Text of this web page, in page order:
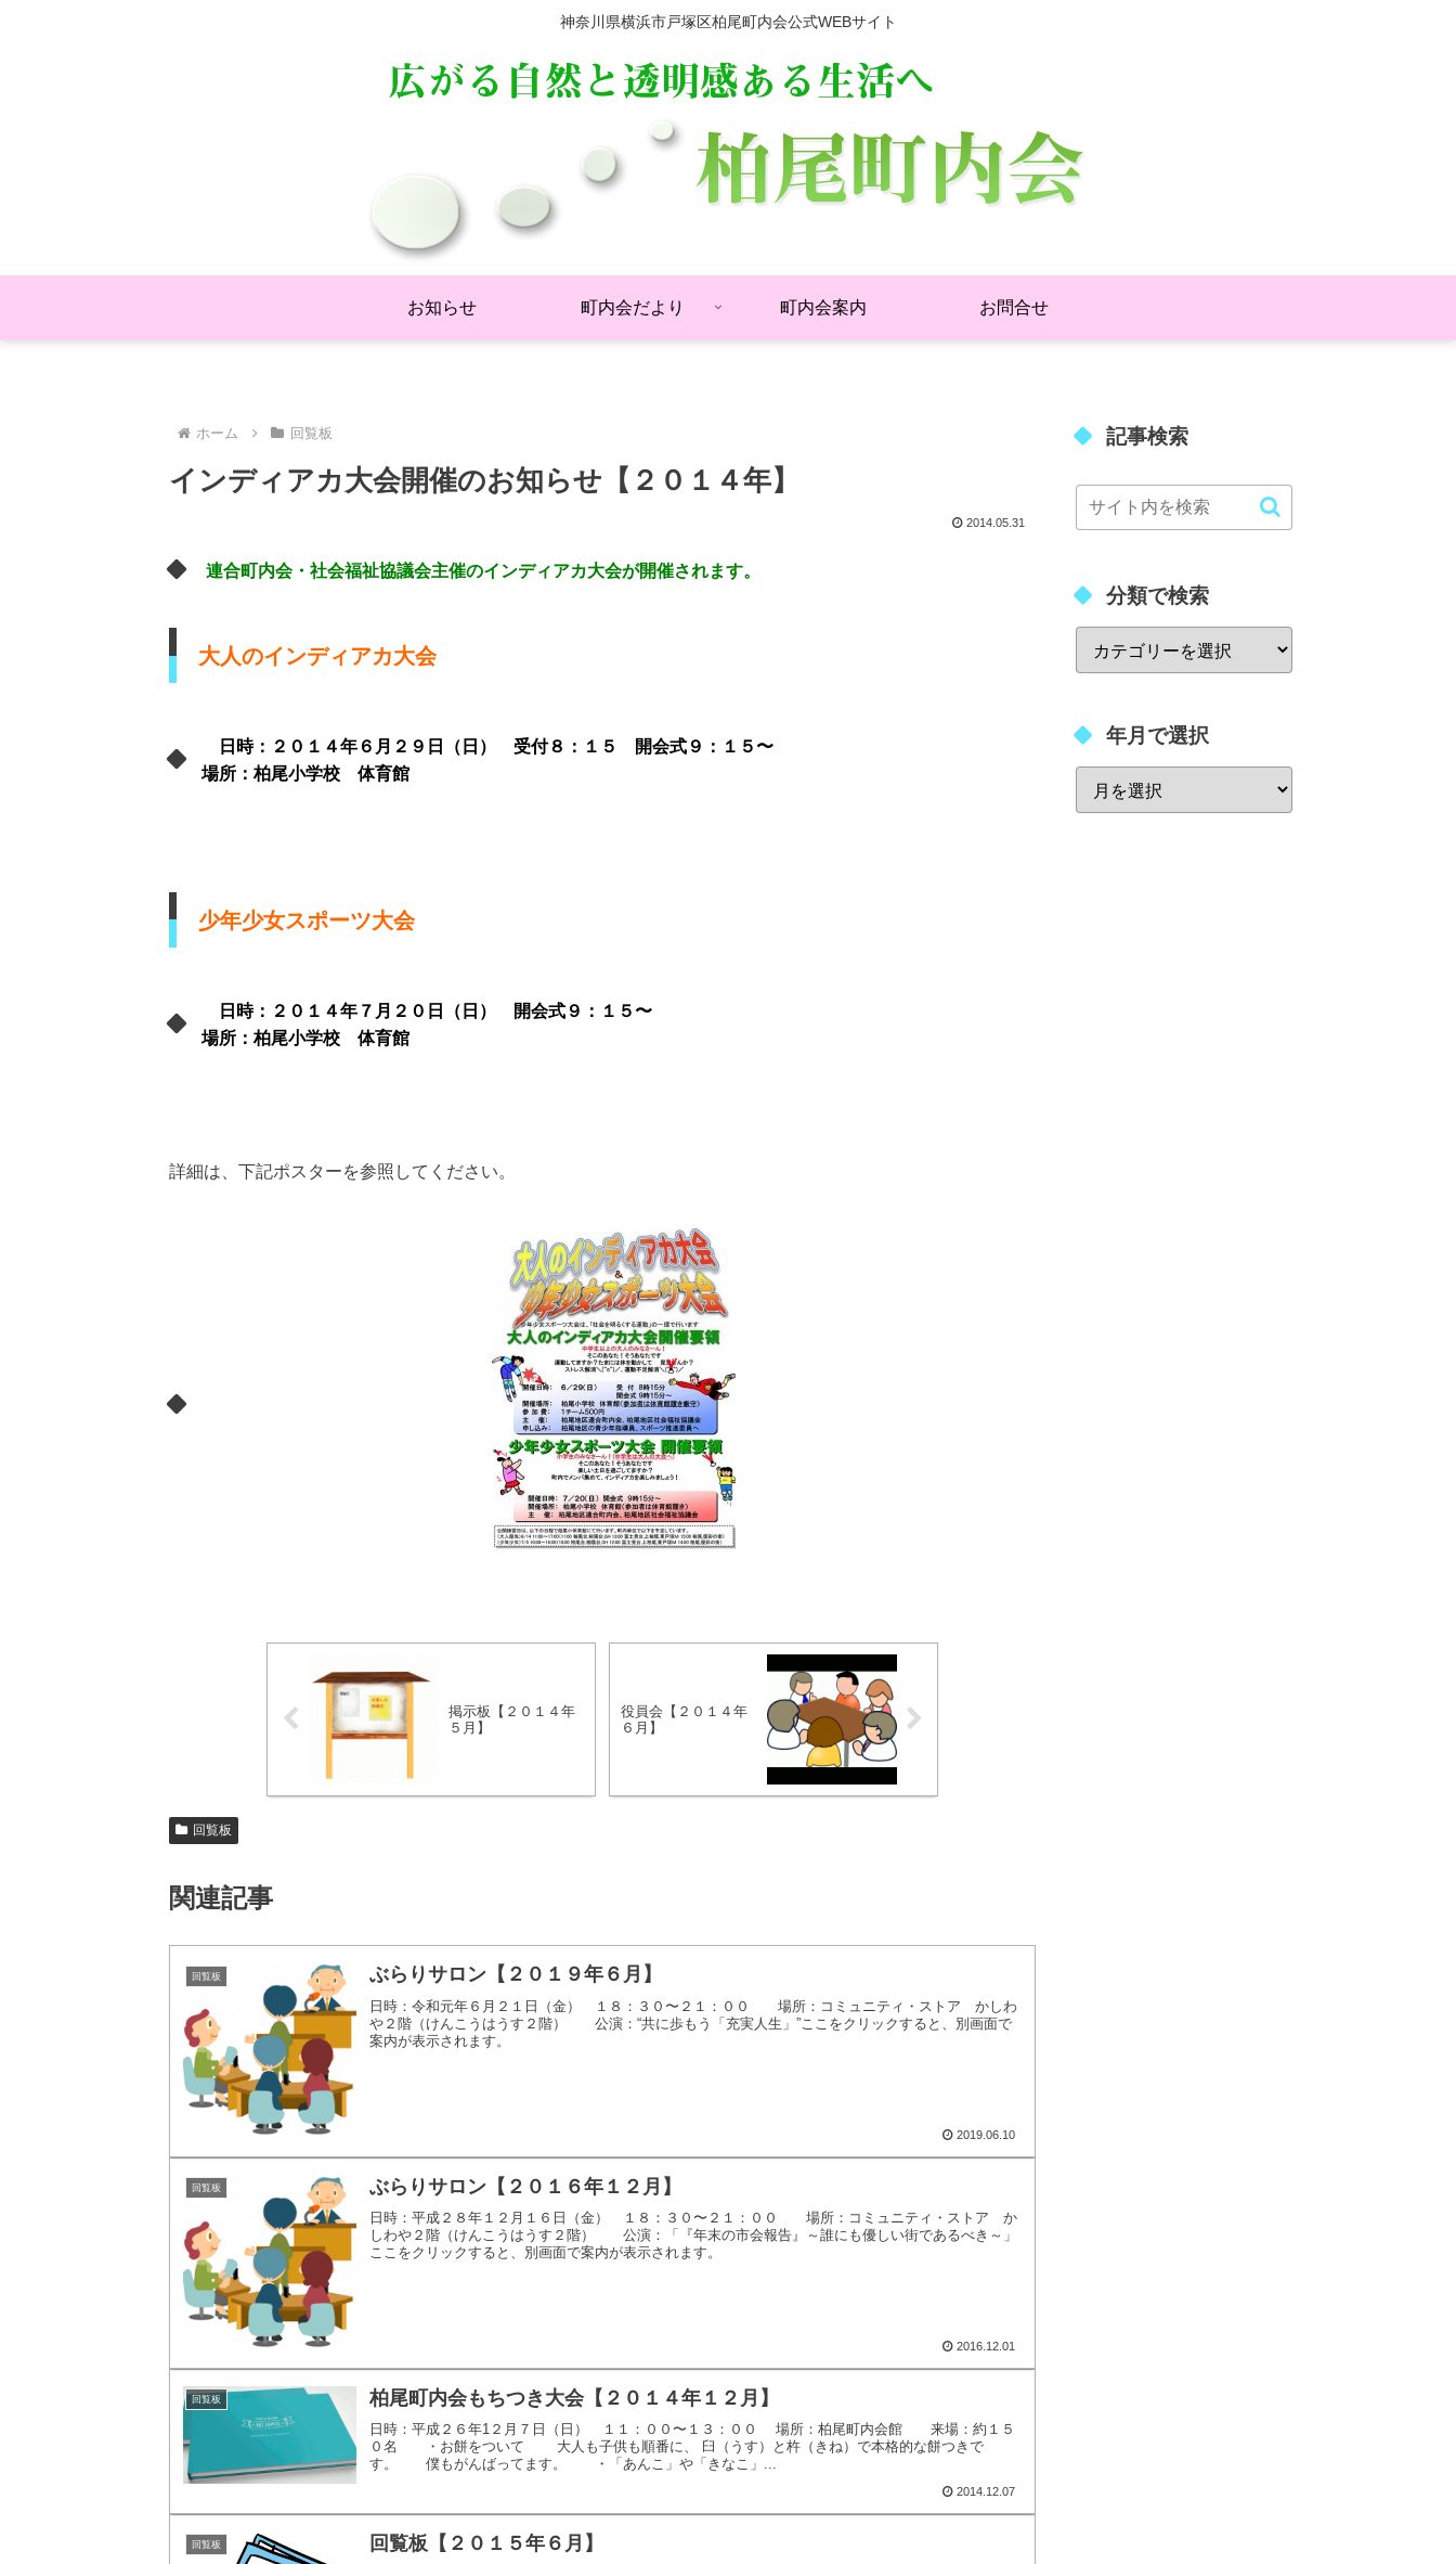
神奈川県横浜市戸塚区柏尾町内会公式WEBサイト
お知らせ 町内会だより 町内会案内 お問合せ
ホーム 回覧板
インディアカ大会開催のお知らせ【２０１４年】
2014.05.31
連合町内会・社会福祉協議会主催のインディアカ大会が開催されます。
大人のインディアカ大会
日時：２０１４年６月２９日（日） 受付８：１５ 開会式９：１５〜
場所：柏尾小学校 体育館
少年少女スポーツ大会
日時：２０１４年７月２０日（日） 開会式９：１５〜
場所：柏尾小学校 体育館
詳細は、下記ポスターを参照してください。
掲示板【２０１４年
５月】
役員会【２０１４年
６月】
回覧板
関連記事
回覧板 ぶらりサロン【２０１９年６月】
日時：令和元年６月２１日（金） １８：３０〜２１：００ 場所：コミュニティ・ストア かしわ
や２階（けんこうはうす２階） 公演：“共に歩もう「充実人生」”ここをクリックすると、別画面で
案内が表示されます。
2019.06.10
回覧板 ぶらりサロン【２０１６年１２月】
日時：平成２８年１２月１６日（金） １８：３０〜２１：００ 場所：コミュニティ・ストア か
しわや２階（けんこうはうす２階） 公演：「『年末の市会報告』～誰にも優しい街であるべき～」
ここをクリックすると、別画面で案内が表示されます。
2016.12.01
回覧板 柏尾町内会もちつき大会【２０１４年１２月】
日時：平成２６年1２月７日（日） １１：００〜１３：００ 場所：柏尾町内会館 来場：約１５
０名 ・お餅をついて 大人も子供も順番に、 臼（うす）と杵（きね）で本格的な餅つきで
す。 僕もがんばってます。 ・「あんこ」や「きなこ」...
2014.12.07
回覧板 回覧板【２０１５年６月】
記事検索
分類で検索
年月で選択